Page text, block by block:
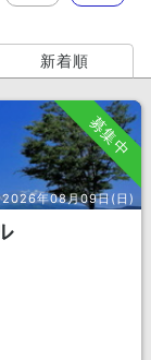
新着順
募集中
2026年08月09日(日)